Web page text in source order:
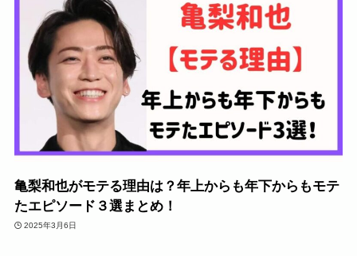
亀梨和也がモテる理由は？年上からも年下からもモテ
たエピソード３選まとめ！
2025年3月6日